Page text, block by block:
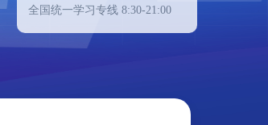
全国统一学习专线 8:30-21:00